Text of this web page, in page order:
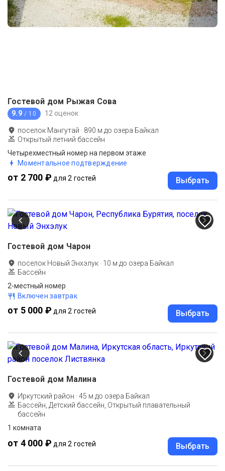
Гостевой дом Рыжая Сова
9.9 / 10 12 оценок
поселок Мангутай · 890 м до озера Байкал
Открытый летний бассейн
Четырехместный номер на первом этаже
Моментальное подтверждение
от 2 700 ₽ для 2 гостей Выбрать
Гостевой дом Чарон
поселок Новый Энхэлук · 10 м до озера Байкал
Бассейн
2-местный номер
Включен завтрак
от 5 000 ₽ для 2 гостей Выбрать
Гостевой дом Малина
Иркутский район ·45 м до озера Байкал
Бассейн, Детский бассейн, Открытый плавательный
бассейн
1 комната
от 4 000 ₽ для 2 гостей Выбрать